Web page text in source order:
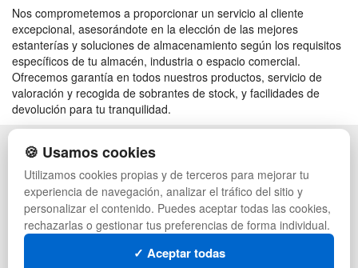
Nos comprometemos a proporcionar un servicio al cliente
excepcional, asesorándote en la elección de las mejores
estanterías y soluciones de almacenamiento según los requisitos
específicos de tu almacén, industria o espacio comercial.
Ofrecemos garantía en todos nuestros productos, servicio de
valoración y recogida de sobrantes de stock, y facilidades de
devolución para tu tranquilidad.
POLÍTICA DE PRIVACIDAD
CONDICIONES DE USO
CAMBIOS Y DEVOLUCIONES
CONTACTO
QUIENES SOMOS
MAPA WEB
PREGUNTAS FRECUENTES
PALETS DE PLÁSTICO
MANUTENCIÓN
GESTIÓN DE RESIDUOS
PALETS
CONTENEDORES DE PLÁSTICO
LIQUIDACIÓN Y SOBRANTES
🍪 Usamos cookies
Utilizamos cookies propias y de terceros para mejorar tu
experiencia de navegación, analizar el tráfico del sitio y
personalizar el contenido. Puedes aceptar todas las cookies,
rechazarlas o gestionar tus preferencias de forma individual.
✓ Aceptar todas